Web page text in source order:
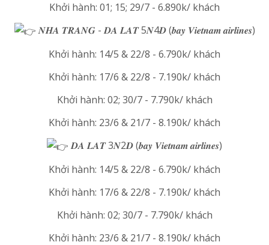
Khởi hành: 01; 15; 29/7 - 6.890k/ khách
𝑵𝑯𝑨 𝑻𝑹𝑨𝑵𝑮 - 𝑫𝑨 𝑳𝑨𝑻 5𝑵4𝑫 (𝒃𝒂𝒚 𝑽𝒊𝒆𝒕𝒏𝒂𝒎 𝒂𝒊𝒓𝒍𝒊𝒏𝒆𝒔)
Khởi hành: 14/5 & 22/8 - 6.790k/ khách
Khởi hành: 17/6 & 22/8 - 7.190k/ khách
Khởi hành: 02; 30/7 - 7.790k/ khách
Khởi hành: 23/6 & 21/7 - 8.190k/ khách
𝑫𝑨 𝑳𝑨𝑻 3𝑵2𝑫 (𝒃𝒂𝒚 𝑽𝒊𝒆𝒕𝒏𝒂𝒎 𝒂𝒊𝒓𝒍𝒊𝒏𝒆𝒔)
Khởi hành: 14/5 & 22/8 - 6.790k/ khách
Khởi hành: 17/6 & 22/8 - 7.190k/ khách
Khởi hành: 02; 30/7 - 7.790k/ khách
Khởi hành: 23/6 & 21/7 - 8.190k/ khách